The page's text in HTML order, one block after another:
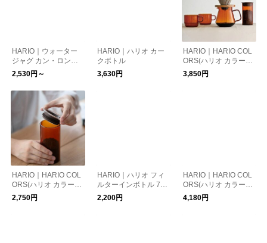
HARIO｜ウォーター
ジャグ カン・ロング
カン
2,530円～
HARIO｜ハリオ カー
クボトル
3,630円
HARIO｜HARIO COL
ORS(ハリオ カラーズ)
ティー＆コーヒーサー
バー
3,850円
HARIO｜HARIO COL
ORS(ハリオ カラーズ)
キャニスター
2,750円
HARIO｜ハリオ フィ
ルターインボトル 750
ml
2,200円
HARIO｜HARIO COL
ORS(ハリオ カラーズ)
コールドブリューピッ
チャー
4,180円